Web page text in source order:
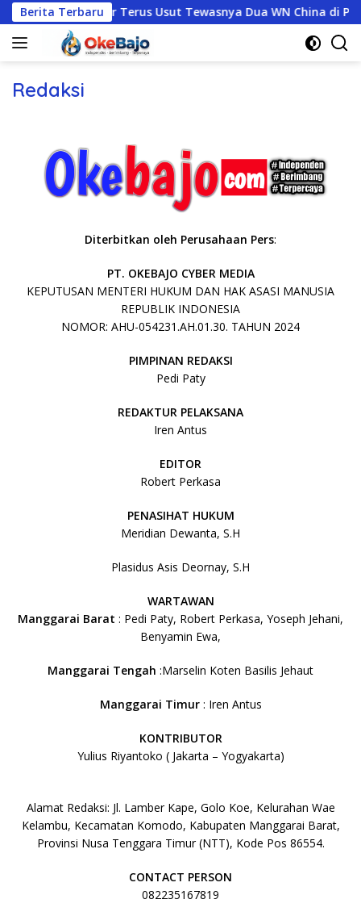
Langsung
ke
konten
Berita Terbaru
Polres Mabar Terus Usut Tewasnya Dua WN China di Pulau
Redaksi
Diterbitkan oleh Perusahaan Pers:
PT. OKEBAJO CYBER MEDIA
KEPUTUSAN MENTERI HUKUM DAN HAK ASASI MANUSIA
REPUBLIK INDONESIA
NOMOR: AHU-054231.AH.01.30. TAHUN 2024
PIMPINAN REDAKSI
Pedi Paty
REDAKTUR PELAKSANA
Iren Antus
EDITOR
Robert Perkasa
PENASIHAT HUKUM
Meridian Dewanta, S.H
Plasidus Asis Deornay, S.H
WARTAWAN
Manggarai Barat : Pedi Paty, Robert Perkasa, Yoseph Jehani,
Benyamin Ewa,
Manggarai Tengah :Marselin Koten Basilis Jehaut
Manggarai Timur: Iren Antus
KONTRIBUTOR
Yulius Riyantoko ( Jakarta – Yogyakarta)
Alamat Redaksi: Jl. Lamber Kape, Golo Koe, Kelurahan Wae
Kelambu, Kecamatan Komodo, Kabupaten Manggarai Barat,
Provinsi Nusa Tenggara Timur (NTT), Kode Pos 86554.
CONTACT PERSON
082235167819